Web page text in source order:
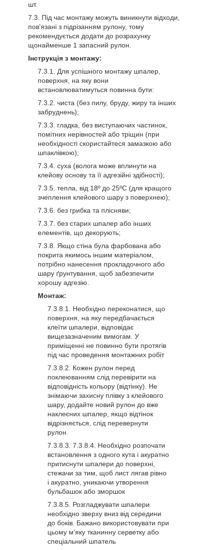
шт.
Під час монтажу можуть виникнути відходи,
пов'язані з підрізанням рулону, тому
рекомендується додати до розрахунку
щонайменше 1 запасний рулон.
Інструкція з монтажу:
Для успішного монтажу шпалер,
поверхня, на яку вони
встановлюватимуться повинна бути:
чиста (без пилу, бруду, жиру та інших
забруднень);
гладка, без виступаючих частинок,
помітних нерівностей або тріщин (при
необхідності скористайтеся замазкою або
шпаклівкою);
суха (волога може вплинути на
клейову основу та її адгезійні здібності);
тепла, від 18º до 25ºС (для кращого
зчеплення клейового шару з поверхнею);
без грибка та плісняви;
без старих шпалер або інших
елементів, що декорують;
Якщо стіна була фарбована або
покрита якимось іншим матеріалом,
потрібно нанесення прокладочного або
шару ґрунтування, щоб забезпечити
хорошу адгезію.
Монтаж:
Необхідно переконатися, що
поверхня, на яку передбачається
клеїти шпалери, відповідає
вищезазначеним вимогам. У
приміщенні не повинно бути протягів
під час проведення монтажних робіт
Кожен рулон перед
поклеюванням слід перевірити на
відповідність кольору (відтінку). Не
знімаючи захисну плівку з клейового
шару, додайте новий рулон до вже
наклеєних шпалер, якщо відтінок
відрізняється, слід перевернути
рулон.
Необхідно розпочати
встановлення з одного кута і акуратно
притиснути шпалери до поверхні,
стежачи за тим, щоб лист лягав рівно
і акуратно, уникаючи утворення
бульбашок або зморшок
Розгладжувати шпалери
необхідно зверху вниз від середини
до боків. Бажано використовувати при
цьому м'яку тканинну серветку або
спеціальний шпатель